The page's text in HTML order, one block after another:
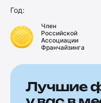
Год:
Член
Российской
Ассоциации
Франчайзинга
Лучшие